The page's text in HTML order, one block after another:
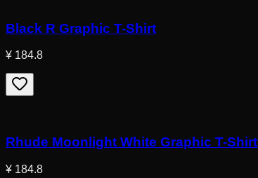
Black R Graphic T-Shirt
¥ 184.8
Rhude Moonlight White Graphic T-Shirt
¥ 184.8